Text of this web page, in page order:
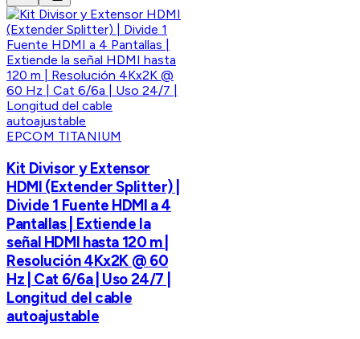
EPCOM TITANIUM
Kit Divisor y Extensor
HDMI (Extender Splitter) |
Divide 1 Fuente HDMI a 4
Pantallas | Extiende la
señal HDMI hasta 120 m |
Resolución 4Kx2K @ 60
Hz | Cat 6/6a | Uso 24/7 |
Longitud del cable
autoajustable